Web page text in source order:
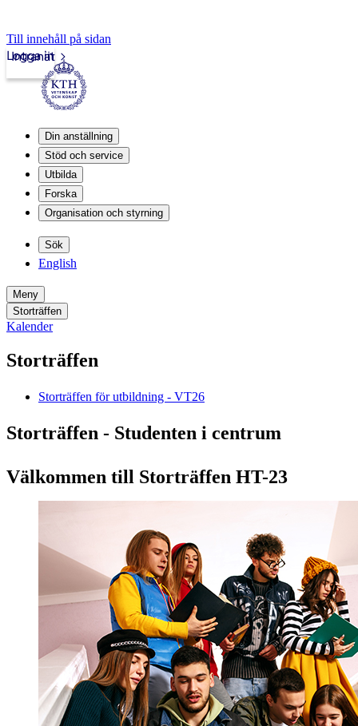
Till innehåll på sidan
Intranät
Logga in
Din anställning
Stöd och service
Utbilda
Forska
Organisation och styrning
Sök
English
Meny
Storträffen
Kalender
Storträffen
Storträffen för utbildning - VT26
Storträffen - Studenten i centrum
Välkommen till Storträffen HT-23